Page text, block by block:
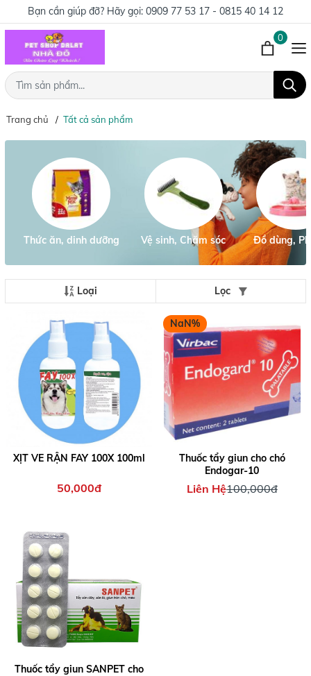
Bạn cần giúp đỡ? Hãy gọi: 0909 77 53 17 - 0815 40 14 12
0
Trang chủ Tất cả sản phẩm
Thức ăn, dinh dưỡng Vệ sinh, Chăm sóc Đồ dùng,
Loại Lọc
XỊT VE RẬN FAY 100X 100ml
50,000đ
NaN%
Thuốc tẩy giun cho chó
Endogar-10
Liên Hệ100,000đ
Thuốc tẩy giun SANPET cho